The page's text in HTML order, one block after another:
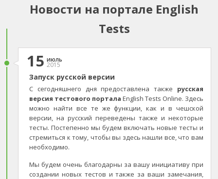
Новости на портале English
Tests
15 июль
2015
Запуск русской версии
С сегодняшнего дня предоставлена также русская
версия тестового портала English Tests Online. Здесь
можно найти все те же функции, как и в чешской
версии, на русский переведены также и некоторые
тесты. Постепенно мы будем включать новые тесты и
стремиться к тому, чтобы вы здесь нашли все, что вам
необходимо.
Мы будем очень благодарны за вашу инициативу при
создании новых тестов и также за ваши замечания,